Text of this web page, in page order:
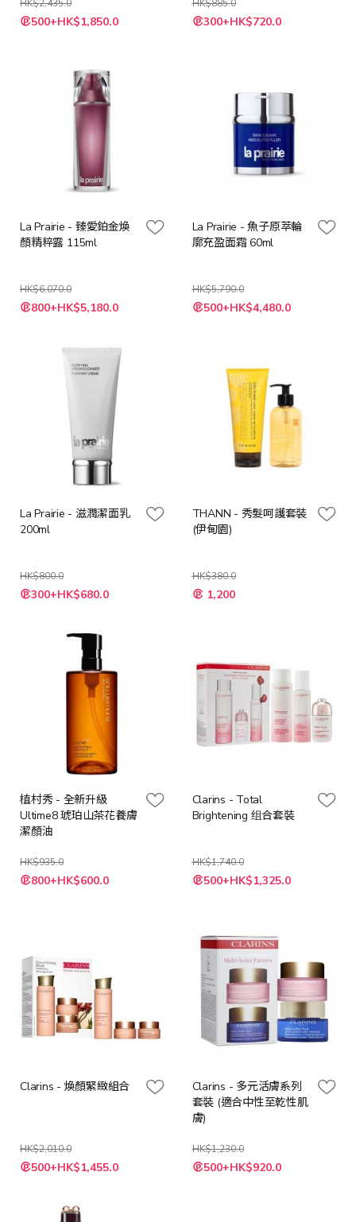
HK$2,435.0
特
殊 500+HK$1,850.0
HK$885.0
特
殊 300+HK$720.0
La Prairie - 臻愛鉑金煥
顏精粹露 115ml
HK$6,070.0
特
殊 800+HK$5,180.0
La Prairie - 魚子原萃輪
廓充盈面霜 60ml
HK$5,790.0
特
殊 500+HK$4,480.0
La Prairie - 滋潤潔面乳
200ml
HK$800.0
特
殊300+HK$680.0
THANN - 秀髮呵護套裝
(伊甸園)
HK$380.0
特
殊 1,200
植村秀 - 全新升級
Ultime8 琥珀山茶花養膚
潔顏油
HK$935.0
特
殊 800+HK$600.0
Clarins - Total
Brightening 组合套裝
HK$1,740.0
特
殊 500+HK$1,325.0
Clarins - 煥顏緊緻組合
HK$2,010.0
特
殊 500+HK$1,455.0
Clarins - 多元活膚系列
套裝 (適合中性至乾性肌
膚)
HK$1,230.0
特
殊 500+HK$920.0